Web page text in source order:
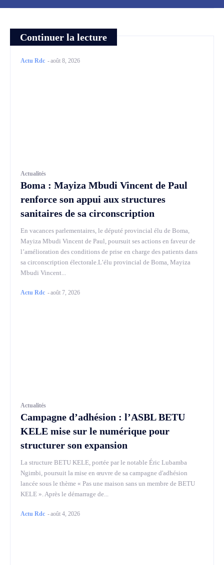
Continuer la lecture
Actu Rdc -août 8, 2026
Actualités
Boma : Mayiza Mbudi Vincent de Paul
renforce son appui aux structures
sanitaires de sa circonscription
En vacances parlementaires, le député provincial élu de Boma,
Mayiza Mbudi Vincent de Paul, poursuit ses actions en faveur de
l’amélioration des conditions de prise en charge des patients dans
sa circonscription électorale.L’élu provincial de Boma, Mayiza
Mbudi Vincent...
Actu Rdc -août 7, 2026
Actualités
Campagne d’adhésion : l’ASBL BETU
KELE mise sur le numérique pour
structurer son expansion
La structure BETU KELE, portée par le notable Éric Lubamba
Ngimbi, poursuit la mise en œuvre de sa campagne d'adhésion
lancée sous le thème « Pas une maison sans un membre de BETU
KELE ». Après le démarrage de...
Actu Rdc -août 4, 2026